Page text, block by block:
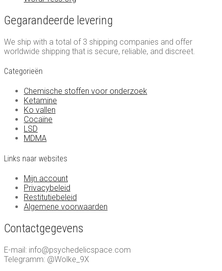
Gegarandeerde levering
We ship with a total of 3 shipping companies and offer
worldwide shipping that is secure, reliable, and discreet.
Categorieën
Chemische stoffen voor onderzoek
Ketamine
Ko vallen
Cocaïne
LSD
MDMA
Links naar websites
Mijn account
Privacybeleid
Restitutiebeleid
Algemene voorwaarden
Contactgegevens
E-mail: info@psychedelicspace.com
Telegramm: @Wolke_9X